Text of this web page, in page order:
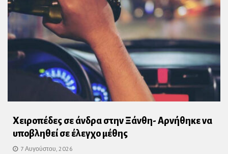
Χειροπέδες σε άνδρα στην Ξάνθη- Αρνήθηκε να
υποβληθεί σε έλεγχο μέθης
7 Αυγούστου, 2026